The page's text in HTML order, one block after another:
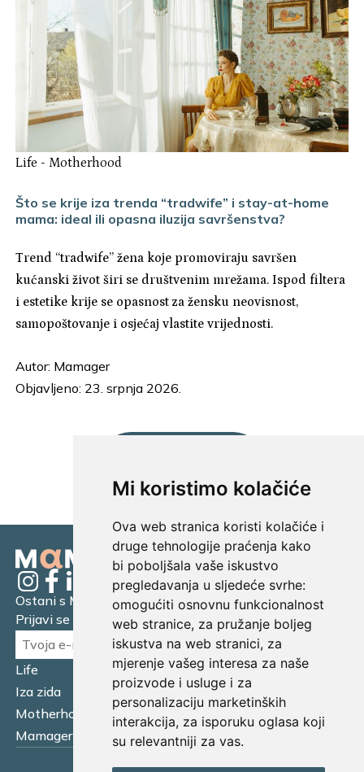
Mi koristimo kolačiće
Ova web stranica koristi kolačiće i
druge tehnologije praćenja kako
bi poboljšala vaše iskustvo
pregledavanja u sljedeće svrhe:
omogućiti osnovnu funkcionalnost
web stranice, za pružanje boljeg
iskustva na web stranici, za
mjerenje vašeg interesa za naše
proizvode i usluge i za
personalizaciju marketinških
interakcija, za isporuku oglasa koji
su relevantniji za vas.
Life - Motherhood
Što se krije iza trenda “tradwife” i stay-at-home
mama: ideal ili opasna iluzija savršenstva?
Trend “tradwife” žena koje promoviraju savršen
kućanski život širi se društvenim mrežama. Ispod filtera
i estetike krije se opasnost za žensku neovisnost,
samopoštovanje i osjećaj vlastite vrijednosti.
Autor: Mamager
Objavljeno: 23. srpnja 2026.
Life
Financijska pismenost
Iza zida
Business
Motherhood
Tatager
Mamager Intervju
Multitasking kitchen
Ostani s Mamagerom
Prijavi se na naš newsletter.